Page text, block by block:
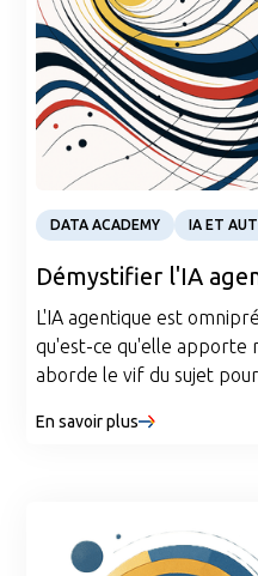
DATA ACADEMY
IA ET
Démystifier l'IA
L'IA agentique est
qu'est-ce qu'elle apporte
aborde le vif du sujet
puissance. Obtenez des
En savoir plus